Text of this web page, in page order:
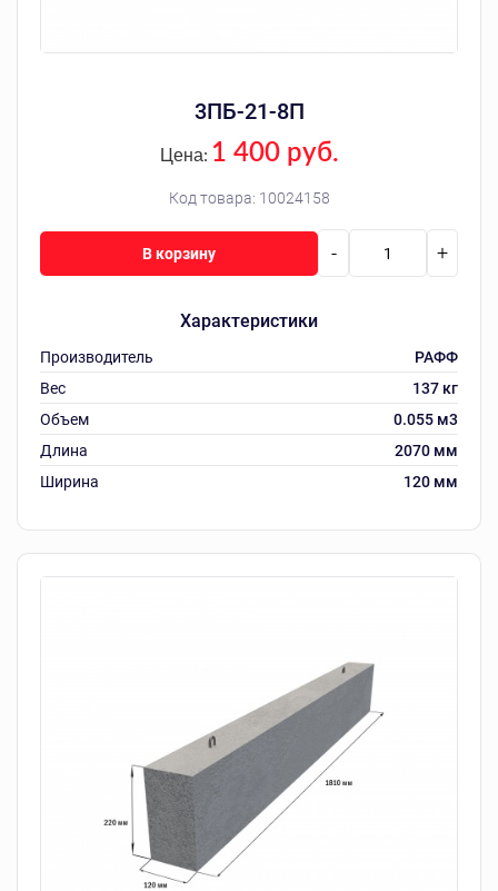
3ПБ-21-8П
Код товара: 10024158
Цена: 1 400 руб.
Характеристики
Производитель
РАФФ
Вес
137 кг
Объем
0.055 м3
Длина
2070 мм
Ширина
120 мм
- +
В корзину